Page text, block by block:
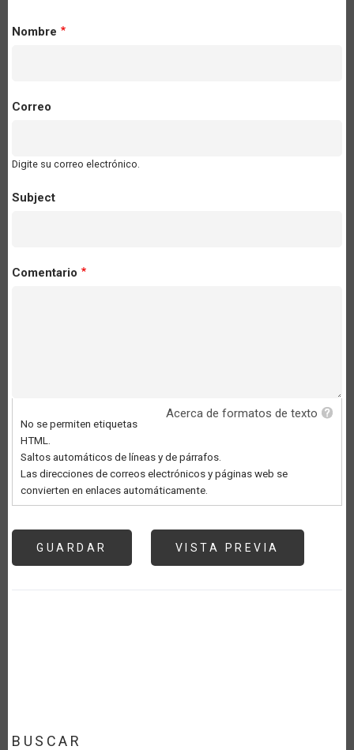
Nombre
Correo
Digite su correo electrónico.
Subject
Comentario
Acerca de formatos de texto
No se permiten etiquetas
HTML.
Saltos automáticos de líneas y de párrafos.
Las direcciones de correos electrónicos y páginas web se
convierten en enlaces automáticamente.
BUSCAR